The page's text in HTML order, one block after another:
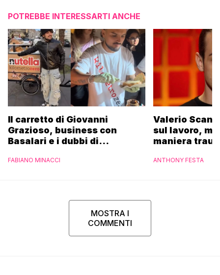
POTREBBE INTERESSARTI ANCHE
Il carretto di Giovanni
Grazioso, business con
Basalari e i dubbi di
Ferrero”
FABIANO MINACCI
Valerio
sul lavoro,
maniera
ANTHONY FESTA
MOSTRA I
COMMENTI